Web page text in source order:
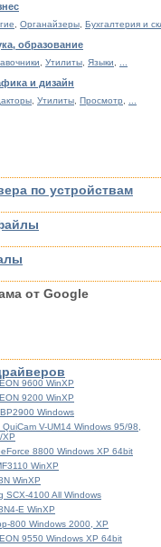
, Органайзеры, Бухгалтерия и
образование
, Утилиты, Языки, ...
и дизайн
, Утилиты, Просмотр, ...
по устройствам
от Google
9600 WinXP
9200 WinXP
Windows
QuiCam V-UM14 Windows 95/98,
XP
8800 Windows XP 64bit
WinXP
WinXP
SCX-4100 All Windows
E WinXP
800 Windows 2000, XP
9550 Windows XP 64bit